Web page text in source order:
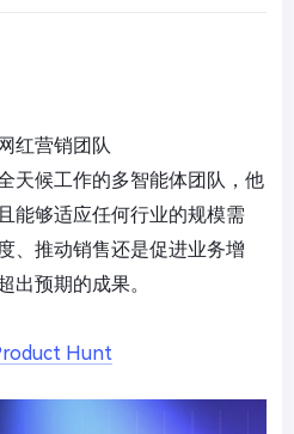
红营销团队
天候工作的多智能体团队，他
能够适应任何行业的规模需
、推动销售还是促进业务增
出预期的成果。
Hunt